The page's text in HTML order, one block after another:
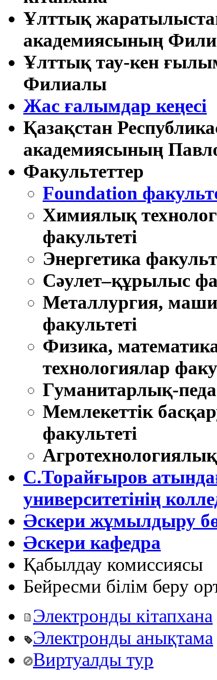
Ұлттық
академиясының
Ұлттық тау-кен
Филиалы
Жас ғалымдар кеңесі
Қазақстан
академиясының
Факультеттер
Foundation
Химиялық
факультеті
Энергетика
Cәулет–құрылыс
Металлургия,
факультеті
Физика,
технологиялар
Гуманитарлық-
Мемлекеттік
факультеті
С.Торайғыров
университетінің
Әскери жұмылдыру
Әскери кафедра
Қабылдау комиссиясы
Бейресми білім беру
Электронды кітапхана
Электронды анықтама
Виртуалды тур